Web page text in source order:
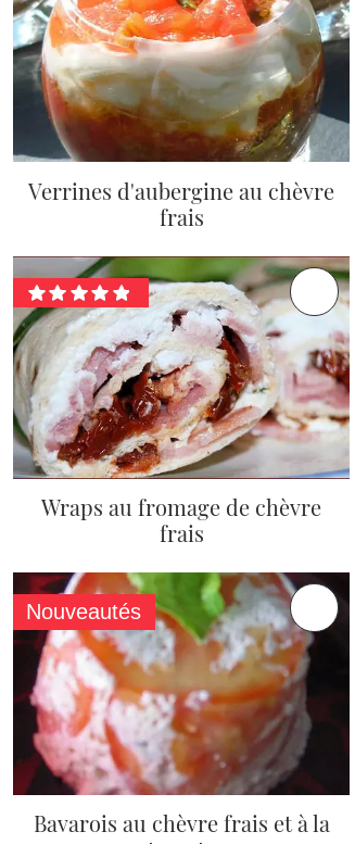
Verrines d'aubergine au chèvre
frais
Wraps au fromage de chèvre
frais
Nouveautés
Bavarois au chèvre frais et à la